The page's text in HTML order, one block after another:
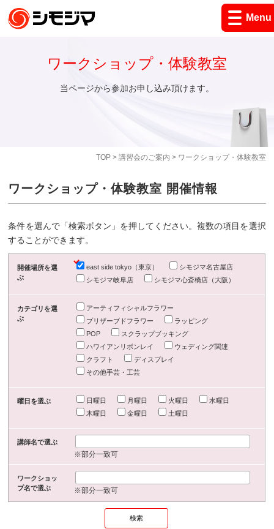
Menu
TOP> 講習会のご案内 > ワークショップ・体験教室
ワークショップ・体験教室
当ページから参加お申し込み頂けます。
ワークショップ・体験教室 開催情報
条件を選んで「検索ボタン」を押してください。複数の項目を選択
することができます。
開催場所を選
ぶ
east side tokyo（東京）
シモジマ名古屋店
シモジマ岐阜店
シモジマ心斎橋店（大阪）
カテゴリを選
ぶ
アーティフィシャルフラワー
プリザーブドフラワー
ラッピング
POP
スクラップブッキング
ハワイアンリボンレイ
ウェディング関連
クラフト
ディスプレイ
その他手芸・工芸
曜日を選ぶ 日曜日 月曜日 火曜日
水曜日
木曜日
金曜日 土曜日
講師名で選ぶ
※部分一致可
ワークショッ
プ名で選ぶ
※部分一致可